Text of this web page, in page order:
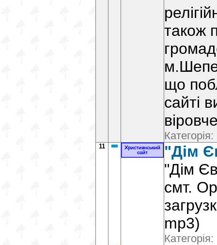
також
що
сайті
Категорія:
11
"Дім
"Дім
смт.
mp3)
Категорія: